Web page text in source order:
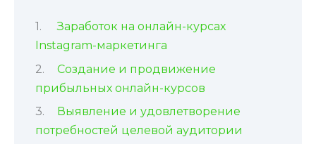
Заработок на онлайн-курсах
Instagram-маркетинга
Создание и продвижение
прибыльных онлайн-курсов
Выявление и удовлетворение
потребностей целевой аудитории